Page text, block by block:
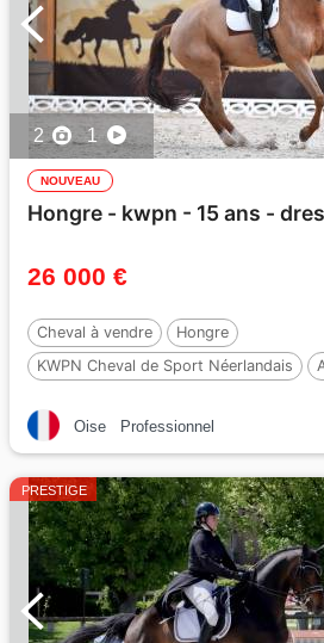
2 1
NOUVEAU
Hongre - kwpn - 15 ans -
26 000 €
Cheval à vendre
Hongre
KWPN Cheval de Sport Néerlandais
Oise
Professionnel
PRESTIGE